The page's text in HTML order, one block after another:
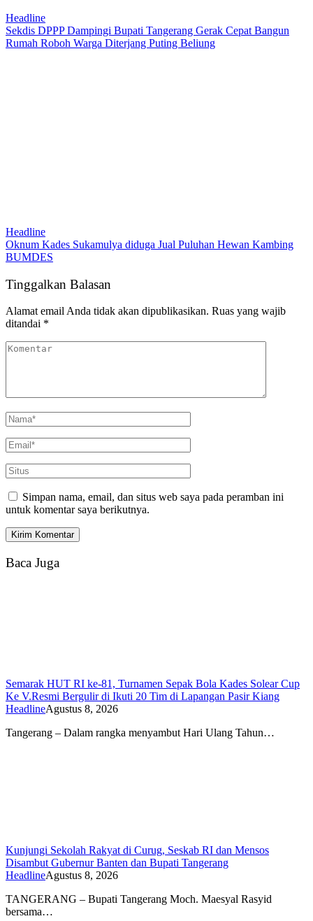
Headline
Sekdis DPPP Dampingi Bupati Tangerang Gerak Cepat Bangun
Rumah Roboh Warga Diterjang Puting Beliung
Headline
Oknum Kades Sukamulya diduga Jual Puluhan Hewan Kambing
BUMDES
Tinggalkan Balasan
Alamat email Anda tidak akan dipublikasikan. Ruas yang wajib
ditandai *
Simpan nama, email, dan situs web saya pada peramban ini
untuk komentar saya berikutnya.
Baca Juga
Semarak HUT RI ke-81, Turnamen Sepak Bola Kades Solear Cup
Ke V.Resmi Bergulir di Ikuti 20 Tim di Lapangan Pasir Kiang
HeadlineAgustus 8, 2026
Tangerang – Dalam rangka menyambut Hari Ulang Tahun…
Kunjungi Sekolah Rakyat di Curug, Seskab RI dan Mensos
Disambut Gubernur Banten dan Bupati Tangerang
HeadlineAgustus 8, 2026
TANGERANG – Bupati Tangerang Moch. Maesyal Rasyid
bersama…